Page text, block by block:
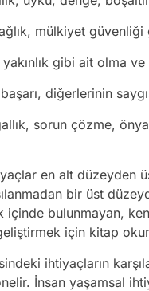
mülkiyet güvenliği
gibi ait olma ve
diğerlerinin
sorun çözme,
en alt düzeyden
bir üst
bulunmayan,
için kitap
ihtiyaçların
İnsan yaşamsal